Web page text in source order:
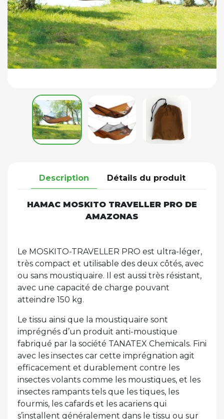
Description Détails du produit
HAMAC MOSKITO TRAVELLER PRO DE
AMAZONAS
Le MOSKITO-TRAVELLER PRO est ultra-léger,
très compact et utilisable des deux côtés, avec
ou sans moustiquaire. Il est aussi très résistant,
avec une capacité de charge pouvant
atteindre 150 kg.
Le tissu ainsi que la moustiquaire sont
imprégnés d’un produit anti-moustique
fabriqué par la société TANATEX Chemicals. Fini
avec les insectes car cette imprégnation agit
efficacement et durablement contre les
insectes volants comme les moustiques, et les
insectes rampants tels que les tiques, les
fourmis, les cafards et les acariens qui
s’installent généralement dans le tissu ou sur